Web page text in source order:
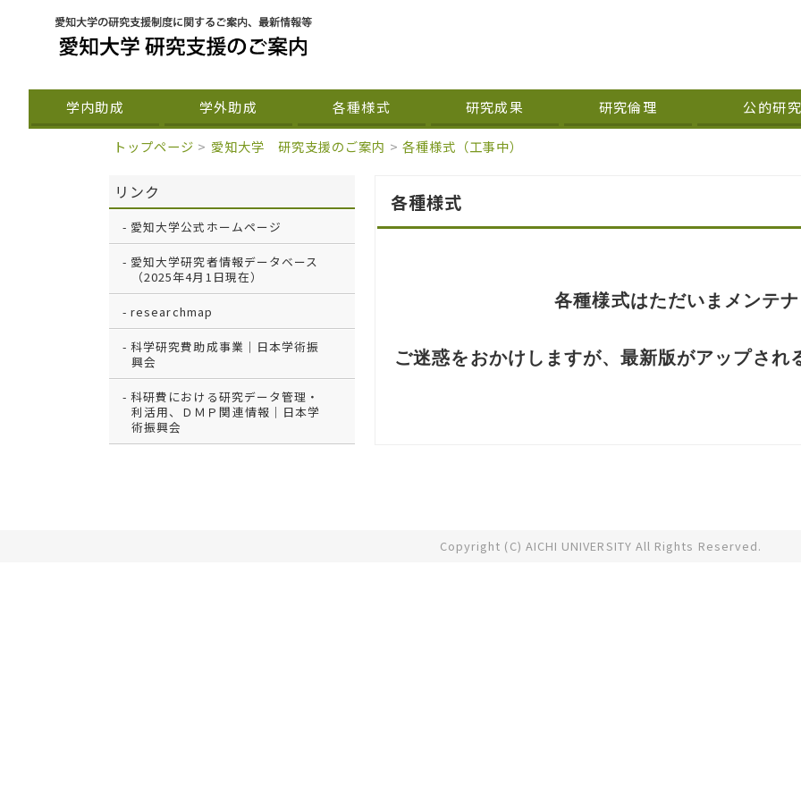
学内助成 学外助成 各種様式 研究成果 研究倫理 公的研
トップページ > 愛知大学 研究支援のご案内 > 各種様式（工事中）
各種様式
各種様式はただいまメンテナ
ご迷惑をおかけしますが、最新版がアップされ
リンク
愛知大学公式ホームページ
愛知大学研究者情報データベース
（2025年4月1日現在）
researchmap
科学研究費助成事業｜日本学術振
興会
科研費における研究データ管理・
利活用、ＤＭＰ関連情報｜日本学
術振興会
Copyright (C) AICHI UNIVERSITY All Rights Reserved.